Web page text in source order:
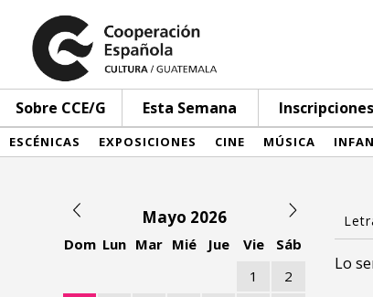
Sobre CCE/G Esta Semana Inscripciones
ESCÉNICAS EXPOSICIONES CINE MÚSICA
Mayo 2026
Dom Lun Mar Mié Jue Vie
Sáb
1
2
Lo